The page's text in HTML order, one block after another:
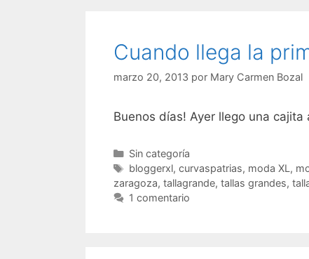
Cuando llega la
marzo 20, 2013 por Mary Carmen Bozal
Buenos días! Ayer llego una
Categorías
Sin categoría
Etiquetas
bloggerxl, curvaspatrias, moda XL ,
zaragoza, tallagrande, tallas grandes,
1 comentario